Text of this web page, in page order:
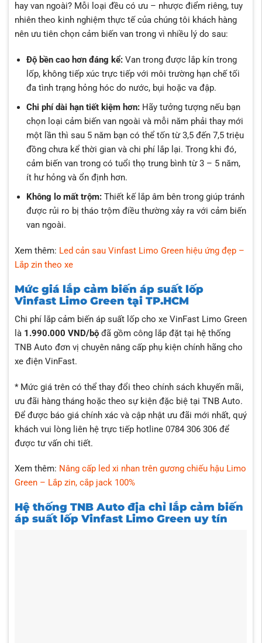
hay van ngoài? Mỗi loại đều có ưu – nhược điểm riêng, tuy
nhiên theo kinh nghiệm thực tế của chúng tôi khách hàng
nên ưu tiên chọn cảm biến van trong vì nhiều lý do sau:
Độ bền cao hơn đáng kể:Van trong được lắp kín trong
lốp, không tiếp xúc trực tiếp với môi trường hạn chế tối
đa tình trạng hỏng hóc do nước, bụi hoặc va đập.
Chi phí dài hạn tiết kiệm hơn:Hãy tưởng tượng nếu bạn
chọn loại cảm biến van ngoài và mỗi năm phải thay mới
một lần thì sau 5 năm bạn có thể tốn từ 3,5 đến 7,5 triệu
đồng chưa kể thời gian và chi phí lắp lại. Trong khi đó,
cảm biến van trong có tuổi thọ trung bình từ 3 – 5 năm,
ít hư hỏng và ổn định hơn.
Không lo mất trộm: Thiết kế lắp âm bên trong giúp tránh
được rủi ro bị tháo trộm điều thường xảy ra với cảm biến
van ngoài.
Xem thêm: Led cản sau Vinfast Limo Green hiệu ứng đẹp –
Lắp zin theo xe
Mức giá lắp cảm biến áp suất lốp
Vinfast Limo Green tại TP.HCM
Chi phí lắp cảm biến áp suất lốp cho xe VinFast Limo Green
là 1.990.000 VND/bộ đã gồm công lắp đặt tại hệ thống
TNB Auto đơn vị chuyên nâng cấp phụ kiện chính hãng cho
xe điện VinFast.
* Mức giá trên có thể thay đổi theo chính sách khuyến mãi,
ưu đãi hàng tháng hoặc theo sự kiện đặc biệ tại TNB Auto.
Để được báo giá chính xác và cập nhật ưu đãi mới nhất, quý
khách vui lòng liên hệ trực tiếp hotline 0784 306 306 để
được tư vấn chi tiết.
Xem thêm: Nâng cấp led xi nhan trên gương chiếu hậu Limo
Green – Lắp zin, cắp jack 100%
Hệ thống TNB Auto địa chỉ lắp cảm biến
áp suất lốp Vinfast Limo Green uy tín